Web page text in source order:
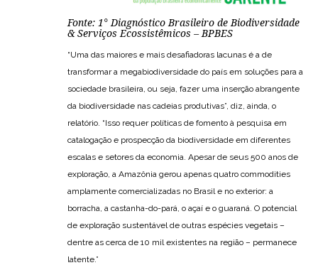
Fonte: 1° Diagnóstico Brasileiro de Biodiversidade
& Serviços Ecossistêmicos – BPBES
“Uma das maiores e mais desafiadoras lacunas é a de
transformar a megabiodiversidade do país em soluções para a
sociedade brasileira, ou seja, fazer uma inserção abrangente
da biodiversidade nas cadeias produtivas”, diz, ainda, o
relatório. “Isso requer políticas de fomento à pesquisa em
catalogação e prospecção da biodiversidade em diferentes
escalas e setores da economia. Apesar de seus 500 anos de
exploração, a Amazônia gerou apenas quatro commodities
amplamente comercializadas no Brasil e no exterior: a
borracha, a castanha-do-pará, o açaí e o guaraná. O potencial
de exploração sustentável de outras espécies vegetais –
dentre as cerca de 10 mil existentes na região – permanece
latente.”